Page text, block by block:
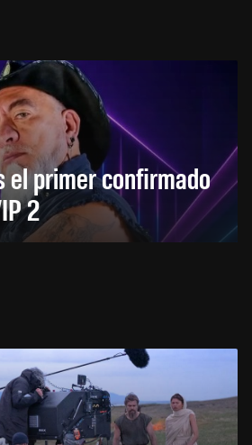
el primer confirmado
2